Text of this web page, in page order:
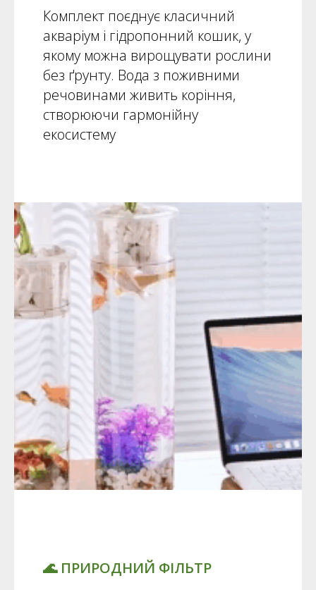
Комплект поєднує класичний
акваріум і гідропонний кошик, у
якому можна вирощувати рослини
без ґрунту. Вода з поживними
речовинами живить коріння,
створюючи гармонійну
екосистему
🌊 ПРИРОДНИЙ ФІЛЬТР